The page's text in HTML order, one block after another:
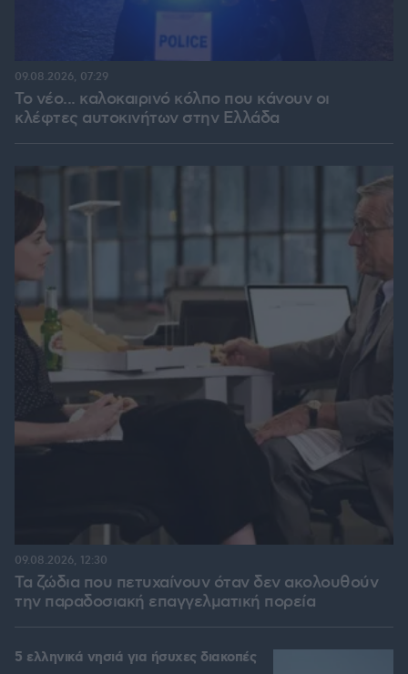
Το νέο... καλοκαιρινό κόλπο που κάνουν οι
κλέφτες αυτοκινήτων στην Ελλάδα
09.08.2026, 07:29
Τα ζώδια που πετυχαίνουν όταν δεν ακολουθούν
την παραδοσιακή επαγγελματική πορεία
09.08.2026, 12:30
5 ελληνικά νησιά για ήσυχες διακοπές